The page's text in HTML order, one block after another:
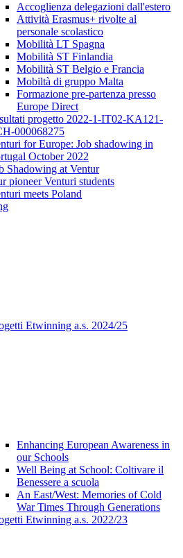
Accoglienza delegazioni dall'estero
Attività Erasmus+ rivolte al
personale scolastico
Mobilità LT Spagna
Mobilità ST Finlandia
Mobilità ST Belgio e Francia
Mobiltà di gruppo Malta
Formazione pre-partenza presso
Europe Direct
progetto 2022-1-IT02-KA121-
000068275
for Europe: Job shadowing in
October 2022
Shadowing at Ventur
pioneer Venturi students
meets Poland
Etwinning a.s. 2024/25
Enhancing European Awareness in
our Schools
Well Being at School: Coltivare il
Benessere a scuola
An East/West: Memories of Cold
War Times Through Generations
Etwinning a.s. 2022/23